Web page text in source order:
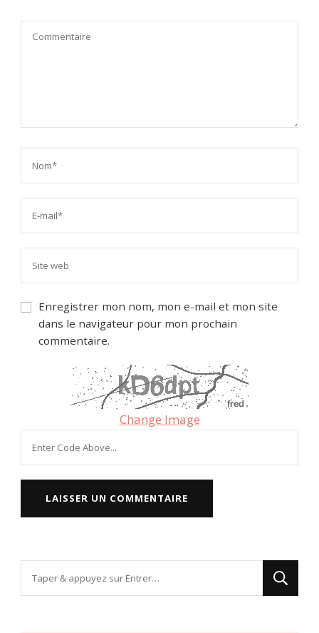
Enregistrer mon nom, mon e-mail et mon site
dans le navigateur pour mon prochain
commentaire.
Change Image